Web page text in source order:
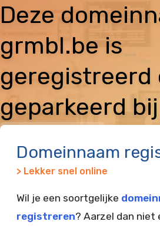
Deze
grmbl.be is
geregistreerd
geparkeerd bij
Domeinnaam
> Lekker snel online
Wil je een soortgelijke
registreren? Aarzel dan